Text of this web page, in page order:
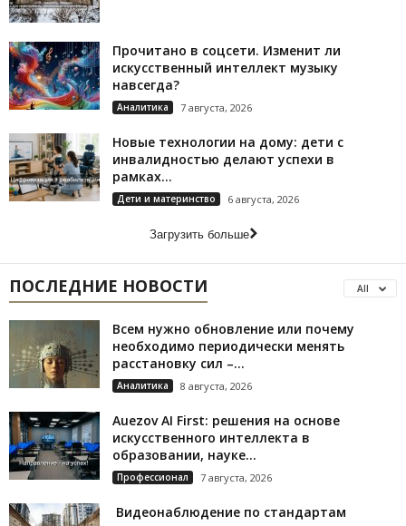
Прочитано в соцсети. Изменит ли
искусственный интеллект музыку
навсегда?
Аналитика 7 августа, 2026
Новые технологии на дому: дети с
инвалидностью делают успехи в
рамках...
Дети и материнство 6 августа, 2026
Загрузить больше
ПОСЛЕДНИЕ НОВОСТИ All
Всем нужно обновление или почему
необходимо периодически менять
расстановку сил –...
Аналитика 8 августа, 2026
Auezov AI First: решения на основе
искусственного интеллекта в
образовании, науке...
Профессионал 7 августа, 2026
Видеонаблюдение по стандартам